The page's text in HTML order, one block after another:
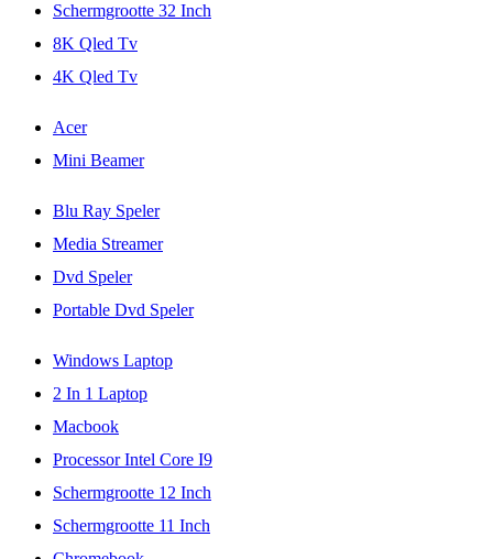
Schermgrootte 32 Inch
8K Qled Tv
4K Qled Tv
Acer
Mini Beamer
Blu Ray Speler
Media Streamer
Dvd Speler
Portable Dvd Speler
Windows Laptop
2 In 1 Laptop
Macbook
Processor Intel Core I9
Schermgrootte 12 Inch
Schermgrootte 11 Inch